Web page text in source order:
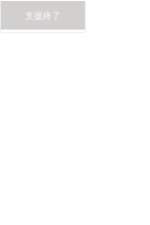
支援終了